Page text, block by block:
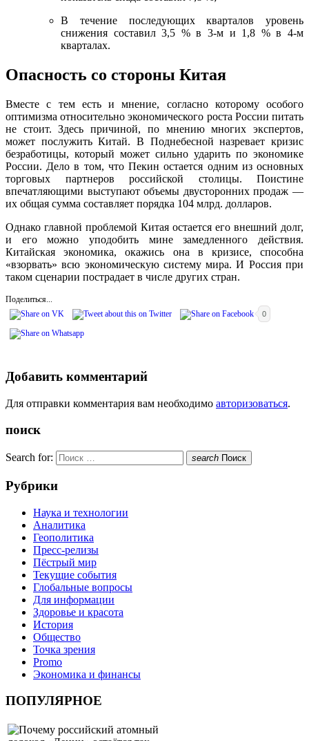
В течение последующих кварталов уровень
снижения составил 3,5 % в 3-м и 1,8 % в 4-м
кварталах.
Опасность со стороны Китая
Вместе с тем есть и мнение, согласно которому особого
оптимизма относительно экономического роста России питать
не стоит. Здесь причиной, по мнению многих экспертов,
может послужить Китай. В Поднебесной назревает кризис
безработицы, который может сильно ударить по экономике
России. Дело в том, что Пекин остается одним из основных
торговых партнеров российской столицы. Поистине
впечатляющими выступают объемы двусторонних продаж —
их общая сумма составляет порядка 104 млрд. долларов.
Однако главной проблемой Китая остается его внешний долг,
и его можно уподобить мине замедленного действия.
Китайская экономика, окажись она в кризисе, способна
«взорвать» всю экономическую систему мира. И Россия при
таком сценарии пострадает в числе других стран.
Поделиться...
0
Добавить комментарий
Для отправки комментария вам необходимо авторизоваться.
поиск
Search for: search Поиск
Рубрики
Наука и технологии
Аналитика
Геополитика
Пресс-релизы
Пёстрый мир
Текущие события
Глобальные вопросы
Для информации
Здоровье и красота
История
Общество
Точка зрения
Promo
Экономика и финансы
ПОПУЛЯРНОЕ